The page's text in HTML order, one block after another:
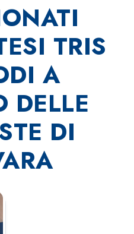
TRIS
A
DELLE
DI